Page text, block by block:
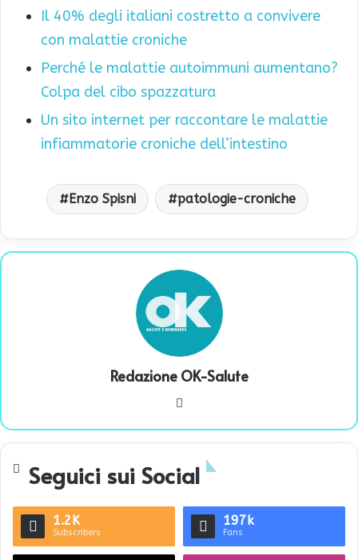
Il 40% degli italiani costretto a convivere
con malattie croniche
Perché le malattie autoimmuni aumentano?
Colpa del cibo spazzatura
Un sito internet per raccontare le malattie
infiammatorie croniche dell’intestino
Enzo Spisni patologie-croniche
Redazione OK-Salute
te
Seguici sui Social
1.2K
Subscribers
197k
Fans